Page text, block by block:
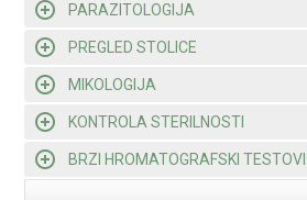
PARAZITOLOGIJA
PREGLED STOLICE
MIKOLOGIJA
KONTROLA STERILNOSTI
BRZI HROMATOGRAFSKI TESTOVI